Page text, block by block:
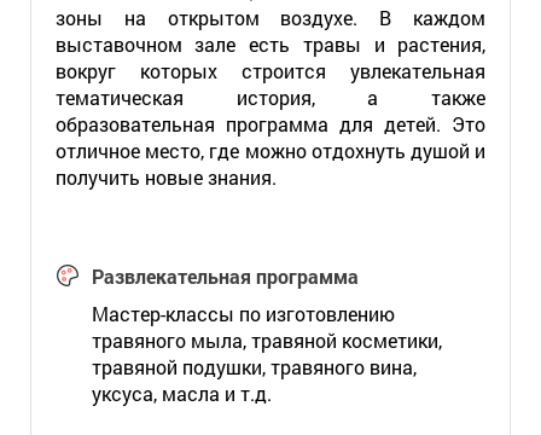
зоны на открытом воздухе. В каждом
выставочном зале есть травы и растения,
вокруг которых строится увлекательная
тематическая история, а также
образовательная программа для детей. Это
отличное место, где можно отдохнуть душой и
получить новые знания.
Развлекательная программа
Мастер-классы по изготовлению
травяного мыла, травяной косметики,
травяной подушки, травяного вина,
уксуса, масла и т.д.